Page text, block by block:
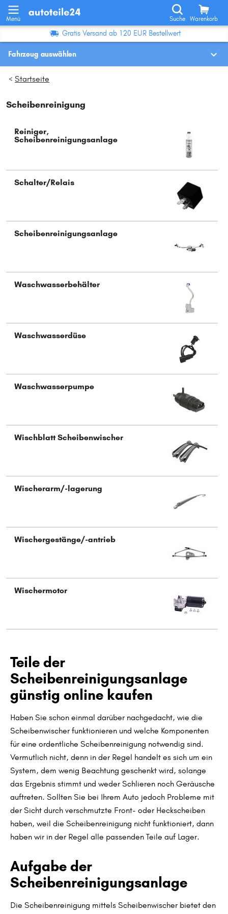
Menü Suche Warenkorb
Gratis Versand ab 120 EUR Bestellwert
Fahrzeug auswählen
Oder Fahrzeugauswahl nach Kriterien:
Hersteller wählen
Typ wählen
> Startseite
Scheibenreinigung
Reiniger,
Scheibenreinigungsanlage
Schalter/Relais
Scheibenreinigungsanlage
Waschwasserbehälter
Waschwasserdüse
Waschwasserpumpe
Wischblatt Scheibenwischer
Wischerarm/-lagerung
Wischergestänge/-antrieb
Wischermotor
Teile der
Scheibenreinigungsanlage
günstig online kaufen
Haben Sie schon einmal darüber nachgedacht, wie die
Scheibenwischer funktionieren und welche Komponenten
für eine ordentliche Scheibenreinigung notwendig sind.
Vermutlich nicht, denn in der Regel handelt es sich um ein
System, dem wenig Beachtung geschenkt wird, solange
das Ergebnis stimmt und weder Schlieren noch Geräusche
auftreten. Sollten Sie bei Ihrem Auto jedoch Probleme mit
der Sicht durch verschmutzte Front- oder Heckscheiben
haben, weil die Scheibenreinigung nicht funktioniert, dann
haben wir in der Regel alle passenden Teile auf Lager.
Aufgabe der
Scheibenreinigungsanlage
Die Scheibenreinigung mittels Scheibenwischer bietet den